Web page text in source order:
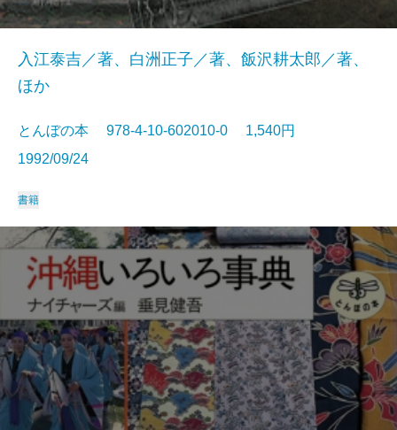
入江泰吉／著、白洲正子／著、飯沢耕太郎／著、
ほか
とんぼの本 978-4-10-602010-0 1,540円
1992/09/24
書籍